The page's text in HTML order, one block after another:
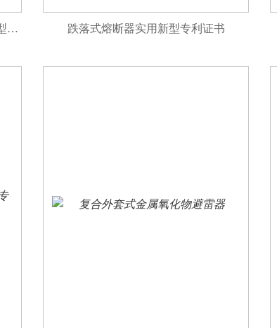
一种三相组合式过电压保护器实用新型专利证书 跌落式熔断器实用新型专利证书